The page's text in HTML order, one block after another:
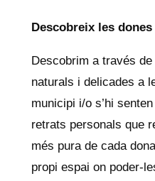
Descobreix les
Descobrim a través
naturals i delicades a
municipi i/o s’hi
retrats personals que
més pura de cada
propi espai on poder-